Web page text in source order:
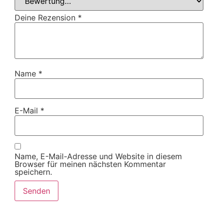
Deine Rezension *
Name *
E-Mail *
Name, E-Mail-Adresse und Website in diesem
Browser für meinen nächsten Kommentar
speichern.